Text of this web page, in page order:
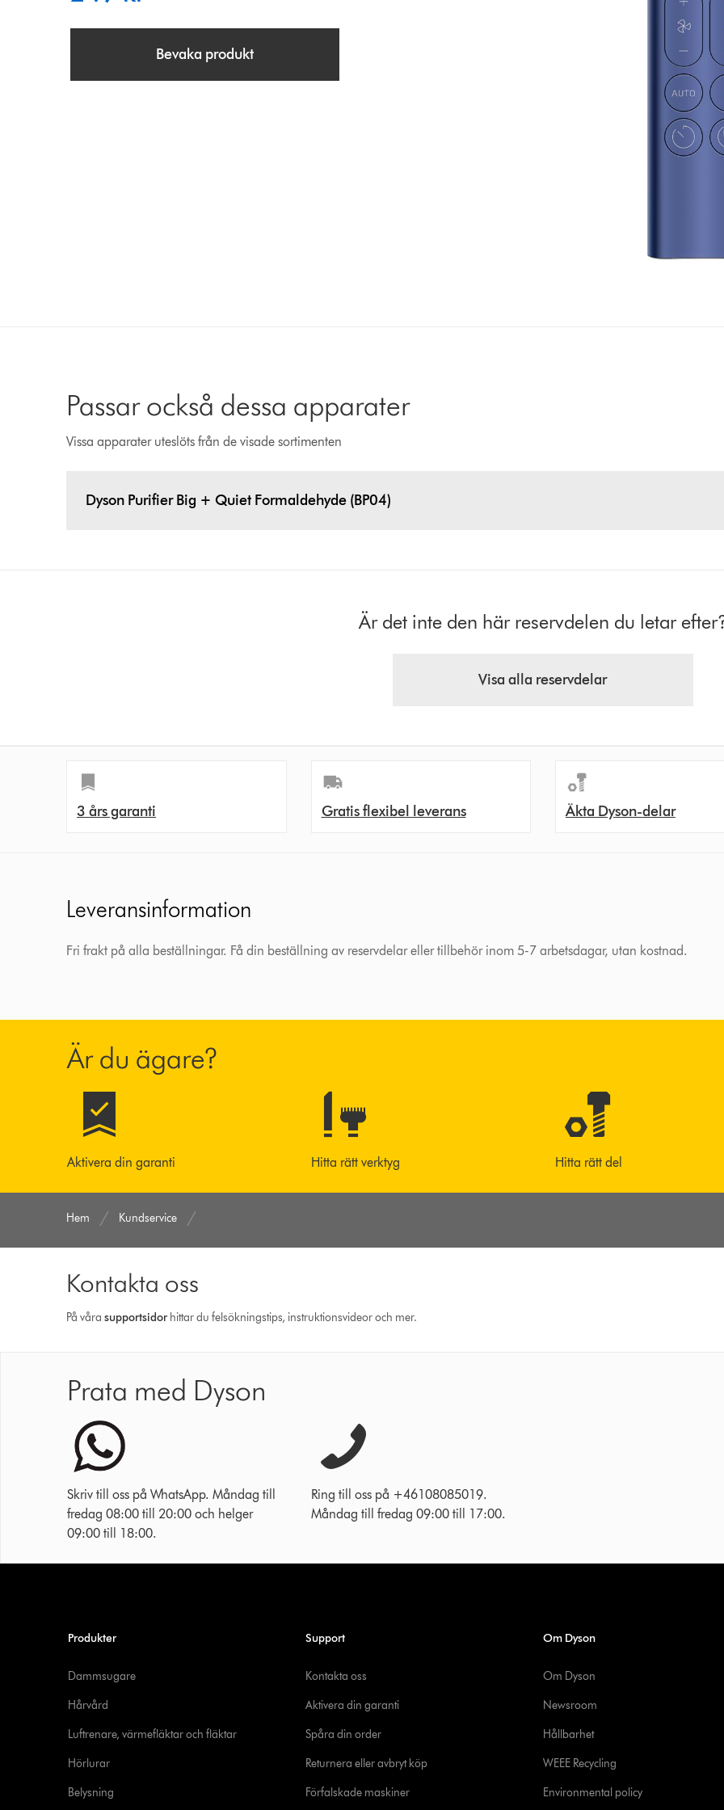
Bevaka produkt
Passar också dessa apparater
Vissa apparater uteslöts från de visade sortimenten
Dyson Purifier Big + Quiet Formaldehyde (BP04)
Är det inte den här reservdelen du letar
Visa alla reservdelar
3 års garanti Gratis flexibel leverans Äkta Dyson-delar
Leveransinformation
Fri frakt på alla beställningar. Få din beställning av reservdelar eller tillbehör inom 5-7 arbetsdagar, utan kostnad.
Är du ägare?
Aktivera din garanti Hitta rätt verktyg Hitta rätt del
Hem Kundservice
Kontakta oss
På vårasupport­sidor hittar du felsökningstips, instruktionsvideor och mer.
Prata med Dyson
Skriv till oss på WhatsApp. Måndag till
fredag 08:00 till 20:00 och helger
09:00 till 18:00.
Ring till oss på +46108085019.
Måndag till fredag 09:00 till 17:00.
Produkter
Dammsugare
Hårvård
Luftrenare, värmefläktar och fläktar
Hörlurar
Belysning
Support
Kontakta oss
Aktivera din garanti
Spåra din order
Returnera eller avbryt köp
Förfalskade maskiner
Om Dyson
Om Dyson
Newsroom
Hållbarhet
WEEE Recycling
Environmental policy